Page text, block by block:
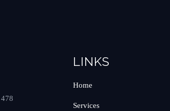
LINKS
Home
Services